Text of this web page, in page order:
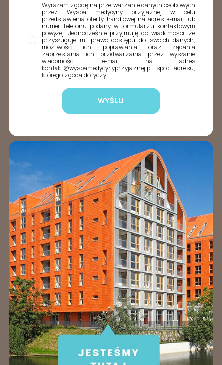
Wyrażam zgodę na przetwarzanie danych osobowych
przez Wyspa medycyny przyjaznej w celu
przedstawienia oferty handlowej na adres e-mail lub
numer telefonu podany w formularzu kontaktowym
powyżej. Jednocześnie przyjmuję do wiadomości, że
przysługuje mi prawo dostępu do swoich danych,
możliwość ich poprawiania oraz żądania
zaprzestania ich przetwarzania przez wysłanie
wiadomości e-mail na adres
kontakt@wyspamedycynyprzyjaznej.pl spod adresu,
którego zgoda dotyczy.